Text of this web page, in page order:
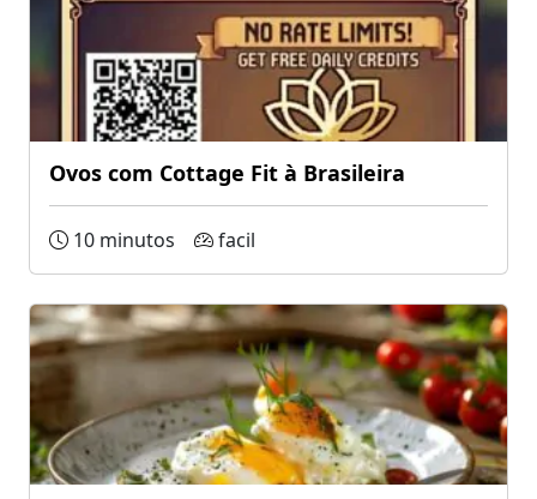
Ovos com Cottage Fit à Brasileira
10 minutos facil